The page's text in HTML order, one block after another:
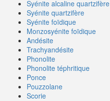
Syénite alcaline quartzifère
Syénite quartzifère
Syénite foïdique
Monzosyénite foïdique
Andésite
Trachyandésite
Phonolite
Phonolite téphritique
Ponce
Pouzzolane
Scorie